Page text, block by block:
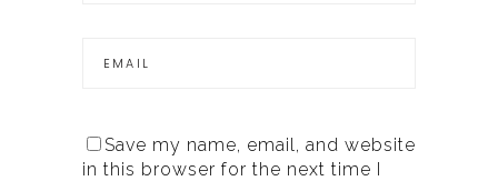
Save my name, email, and website
in this browser for the next time I